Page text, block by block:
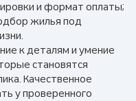
и формат оплаты;
жилья под
к деталям и умение
становятся
Качественное
у проверенного